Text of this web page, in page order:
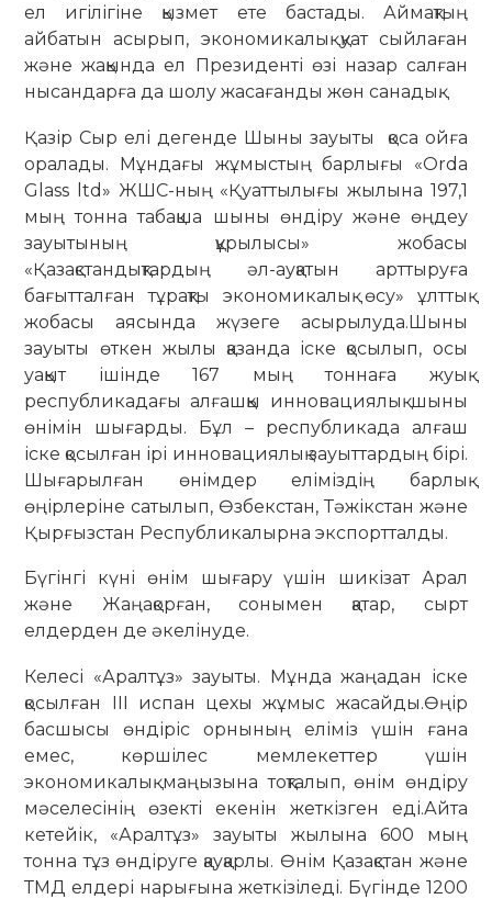
ел игілігіне қызмет ете бастады. Аймақтың
айбатын асырып, экономикалық қуат сыйлаған
және жақында ел Президенті өзі назар салған
нысандарға да шолу жасағанды жөн санадық.
Қазір Сыр елі дегенде Шыны зауыты қоса ойға
оралады. Мұндағы жұмыстың барлығы «Orda
Glass ltd» ЖШС-ның «Қуаттылығы жылына 197,1
мың тонна табақша шыны өндіру және өңдеу
зауытының құрылысы» жобасы
«Қазақстандықтардың әл-ауқатын арттыруға
бағытталған тұрақты экономикалық өсу» ұлттық
жобасы аясында жүзеге асырылуда.Шыны
зауыты өткен жылы қазанда іске қосылып, осы
уақыт ішінде 167 мың тоннаға жуық
республикадағы алғашқы инновациялық шыны
өнімін шығарды. Бұл – республикада алғаш
іске қосылған ірі инновациялық зауыттардың бірі.
Шығарылған өнімдер еліміздің барлық
өңірлеріне сатылып, Өзбекстан, Тәжікстан және
Қырғызстан Республикалырна экспортталды.
Бүгінгі күні өнім шығару үшін шикізат Арал
және Жаңақорған, сонымен қатар, сырт
елдерден де әкелінуде.
Келесі «Аралтұз» зауыты. Мұнда жаңадан іске
қосылған ІІІ испан цехы жұмыс жасайды.Өңір
басшысы өндіріс орнының еліміз үшін ғана
емес, көршілес мемлекеттер үшін
экономикалық маңызына тоқталып, өнім өндіру
мәселесінің өзекті екенін жеткізген еді.Айта
кетейік, «Аралтұз» зауыты жылына 600 мың
тонна тұз өндіруге қауқарлы. Өнім Қазақстан және
ТМД елдері нарығына жеткізіледі. Бүгінде 1200